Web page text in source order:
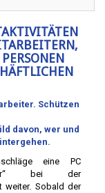
Schützen
davon, wer und
eine PC
bei der
weiter. Sobald der